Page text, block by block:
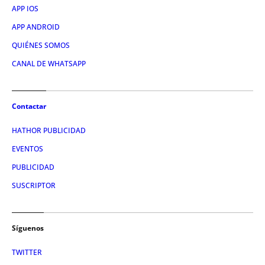
APP IOS
APP ANDROID
QUIÉNES SOMOS
CANAL DE WHATSAPP
Contactar
HATHOR PUBLICIDAD
EVENTOS
PUBLICIDAD
SUSCRIPTOR
Síguenos
TWITTER